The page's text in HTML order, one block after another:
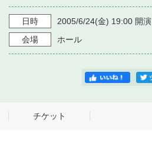
・ 抽選対象日
・ 利用料金
・ 音楽堂のご案内
・ フロアマップ
神奈川県立音楽堂
SNS日時 2005/6/24(金) 19:00 開
会場
ホール
チケット